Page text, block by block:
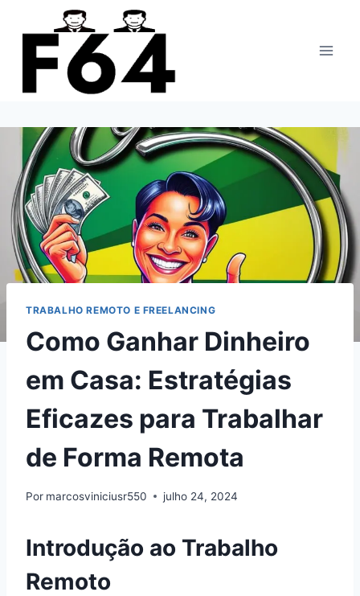
para
TRABALHO REMOTO E FREELANCING
Como Ganhar Dinheiro
em Casa: Estratégias
Eficazes para Trabalhar
de Forma Remota
Por marcosviniciusr550 julho 24, 2024
Introdução ao Trabalho
Remoto